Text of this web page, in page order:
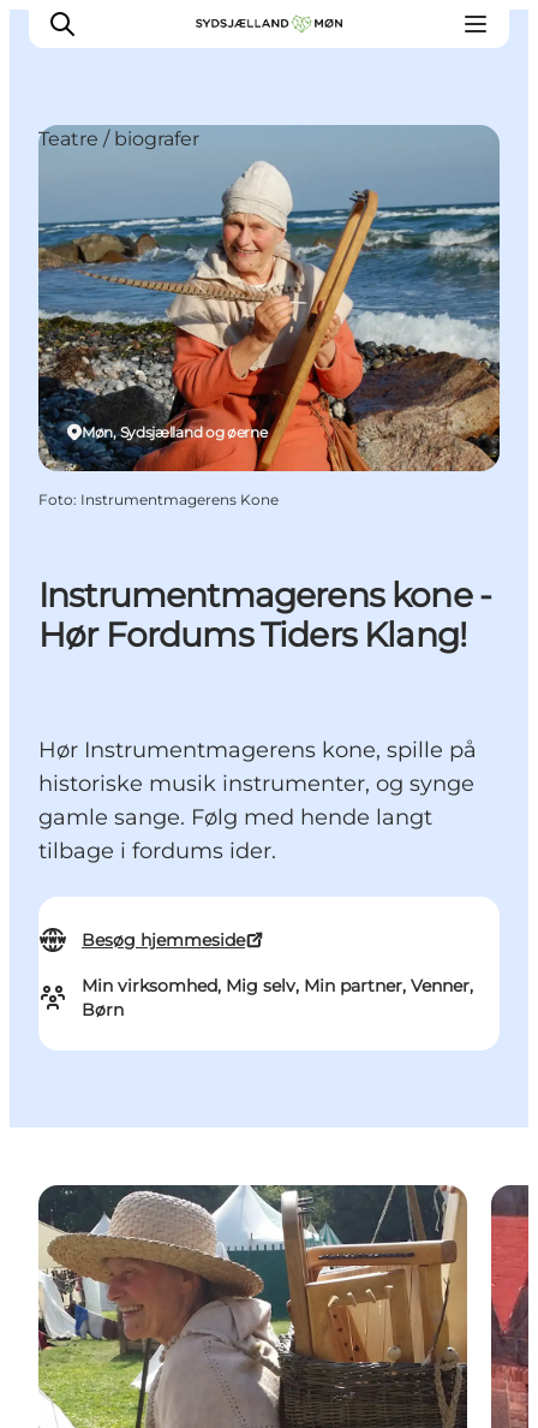
Byer og steder
Events
Spis
Overnat
Planlæg din tur
Instrumentmagerens kone -
Hør Fordums Tiders Klang!
Hør Instrumentmagerens kone, spille på
historiske musik instrumenter, og synge
gamle sange. Følg med hende langt
tilbage i fordums ider.
Besøg hjemmeside
Min virksomhed, Mig selv, Min partner, Venner,
Børn
Møn, Sydsjælland og øerne
Teatre / biografer
Foto: Instrumentmagerens Kone